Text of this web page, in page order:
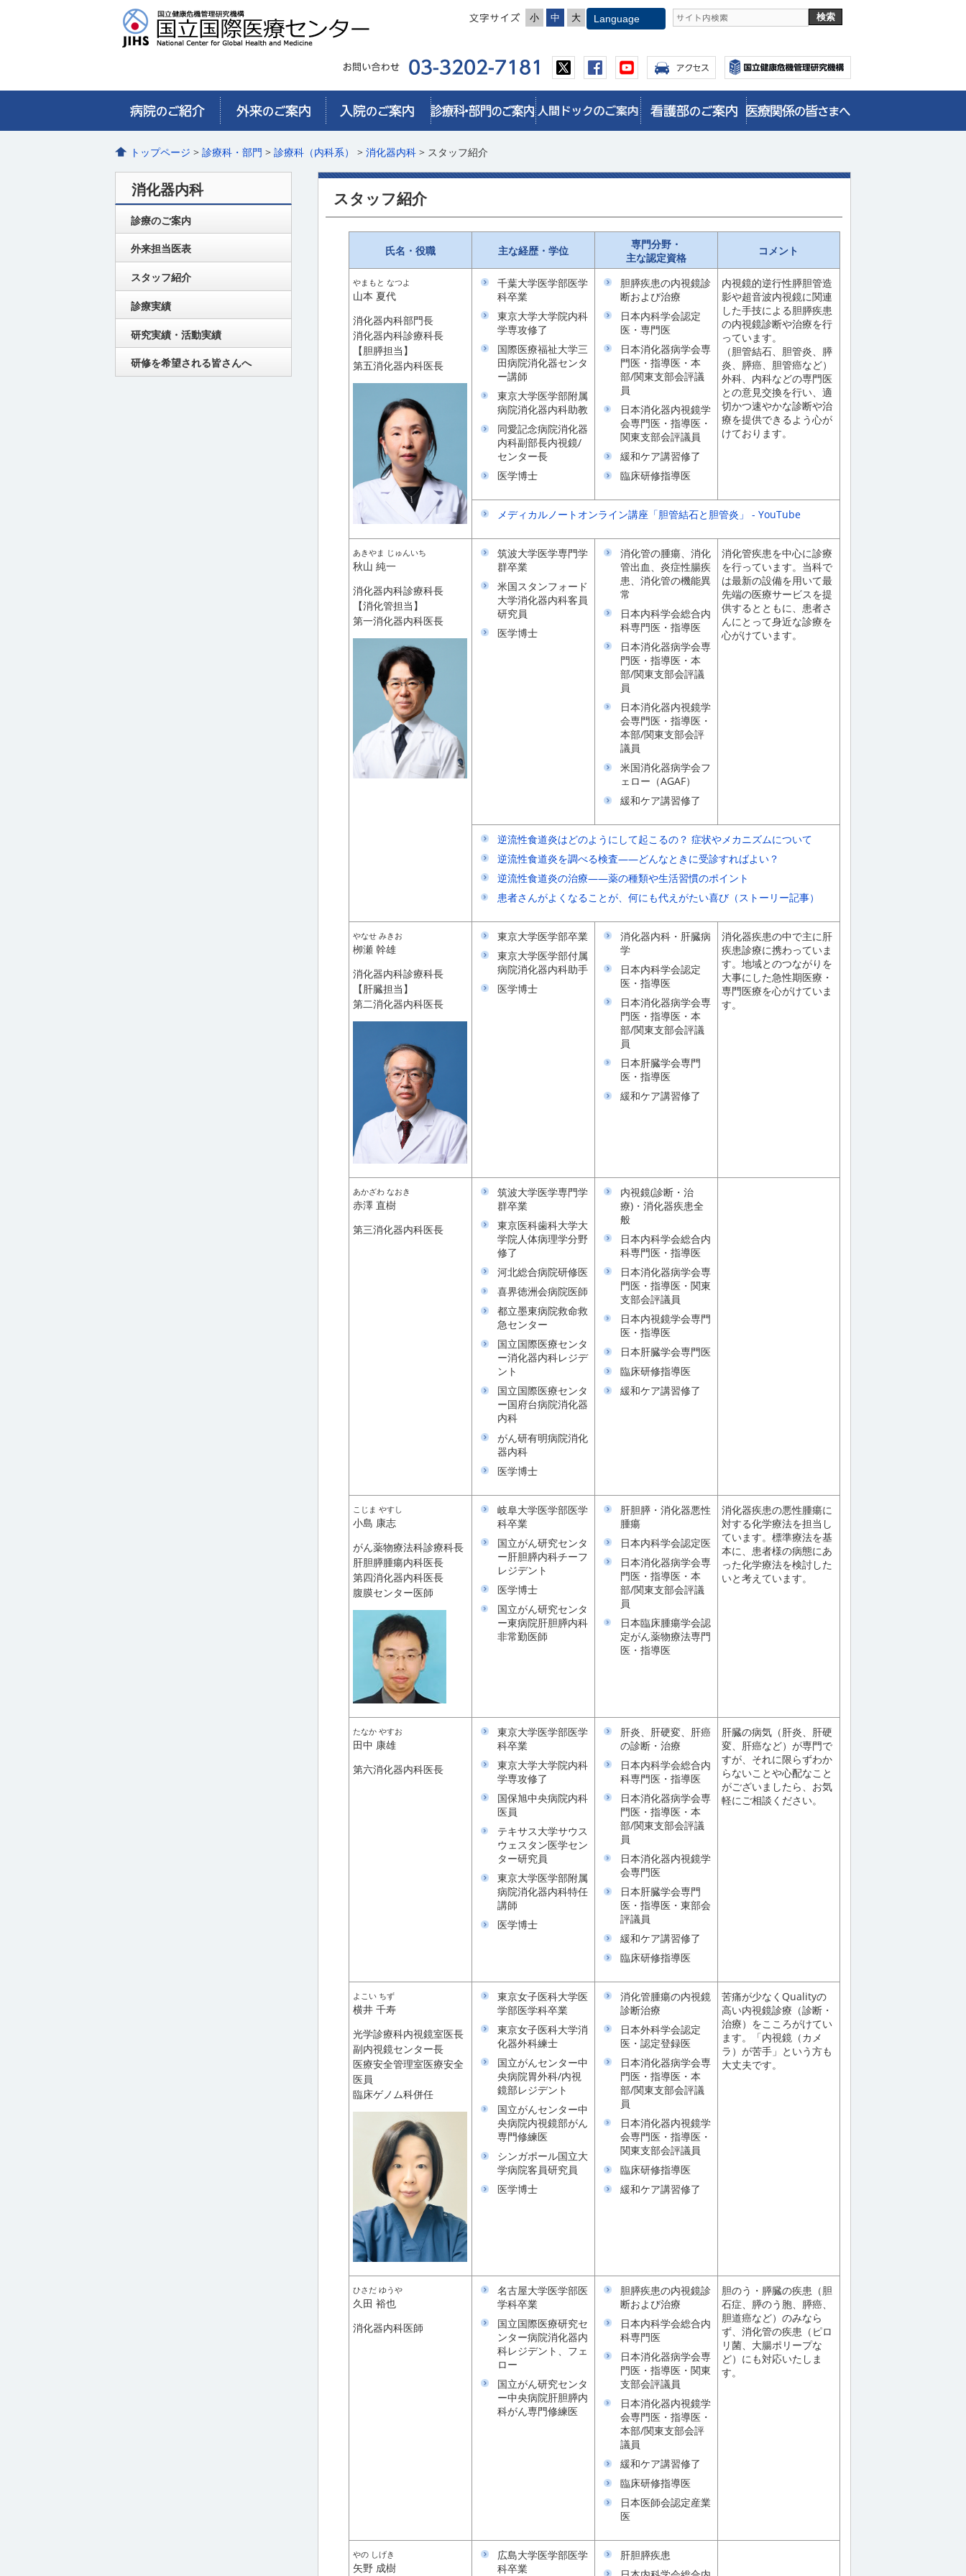
小 中 大
トップページ >診療科・部門 >診療科（内科系） >消化器内科 > スタッフ紹介
スタッフ紹介
氏名・役職 主な経歴・学位
専門分野・
主な認定資格
コメント
やまもと なつよ
山本 夏代
消化器内科部門長
消化器内科診療科長
【胆膵担当】
第五消化器内科医長
千葉大学医学部医学
科卒業
東京大学大学院内科
学専攻修了
国際医療福祉大学三
田病院消化器センタ
ー講師
東京大学医学部附属
病院消化器内科助教
同愛記念病院消化器
内科副部長内視鏡/
センター長
医学博士
胆膵疾患の内視鏡診
断および治療
日本内科学会認定
医・専門医
日本消化器病学会専
門医・指導医・本
部/関東支部会評議
員
日本消化器内視鏡学
会専門医・指導医・
関東支部会評議員
緩和ケア講習修了
臨床研修指導医
内視鏡的逆行性膵胆管造
影や超音波内視鏡に関連
した手技による胆膵疾患
の内視鏡診断や治療を行
っています。
（胆管結石、胆管炎、膵
炎、膵癌、胆管癌など）
外科、内科などの専門医
との意見交換を行い、適
切かつ速やかな診断や治
療を提供できるよう心が
けております。
メディカルノートオンライン講座「胆管結石と胆管炎」 - YouTube
あきやま じゅんいち
秋山 純一
消化器内科診療科長
【消化管担当】
第一消化器内科医長
筑波大学医学専門学
群卒業
米国スタンフォード
大学消化器内科客員
研究員
医学博士
消化管の腫瘍、消化
管出血、炎症性腸疾
患、消化管の機能異
常
日本内科学会総合内
科専門医・指導医
日本消化器病学会専
門医・指導医・本
部/関東支部会評議
員
日本消化器内視鏡学
会専門医・指導医・
本部/関東支部会評
議員
米国消化器病学会フ
ェロー（AGAF）
緩和ケア講習修了
消化管疾患を中心に診療
を行っています。当科で
は最新の設備を用いて最
先端の医療サービスを提
供するとともに、患者さ
んにとって身近な診療を
心がけています。
逆流性食道炎はどのようにして起こるの？ 症状やメカニズムについて
逆流性食道炎を調べる検査――どんなときに受診すればよい？
逆流性食道炎の治療――薬の種類や生活習慣のポイント
患者さんがよくなることが、何にも代えがたい喜び（ストーリー記事）
やなせ みきお
栁瀬 幹雄
消化器内科診療科長
【肝臓担当】
第二消化器内科医長
東京大学医学部卒業
東京大学医学部付属
病院消化器内科助手
医学博士
消化器内科・肝臓病
学
日本内科学会認定
医・指導医
日本消化器病学会専
門医・指導医・本
部/関東支部会評議
員
日本肝臓学会専門
医・指導医
緩和ケア講習修了
消化器疾患の中で主に肝
疾患診療に携わっていま
す。地域とのつながりを
大事にした急性期医療・
専門医療を心がけていま
す。
あかざわ なおき
赤澤 直樹
第三消化器内科医長
筑波大学医学専門学
群卒業
東京医科歯科大学大
学院人体病理学分野
修了
河北総合病院研修医
喜界徳洲会病院医師
都立墨東病院救命救
急センター
国立国際医療センタ
ー消化器内科レジデ
ント
国立国際医療センタ
ー国府台病院消化器
内科
がん研有明病院消化
器内科
医学博士
内視鏡(診断・治
療)・消化器疾患全
般
日本内科学会総合内
科専門医・指導医
日本消化器病学会専
門医・指導医・関東
支部会評議員
日本内視鏡学会専門
医・指導医
日本肝臓学会専門医
臨床研修指導医
緩和ケア講習修了
こじま やすし
小島 康志
がん薬物療法科診療科長
肝胆膵腫瘍内科医長
第四消化器内科医長
腹膜センター医師
岐阜大学医学部医学
科卒業
国立がん研究センタ
ー肝胆膵内科チーフ
レジデント
医学博士
国立がん研究センタ
ー東病院肝胆膵内科
非常勤医師
肝胆膵・消化器悪性
腫瘍
日本内科学会認定医
日本消化器病学会専
門医・指導医・本
部/関東支部会評議
員
日本臨床腫瘍学会認
定がん薬物療法専門
医・指導医
消化器疾患の悪性腫瘍に
対する化学療法を担当し
ています。標準療法を基
本に、患者様の病態にあ
った化学療法を検討した
いと考えています。
たなか やすお
田中 康雄
第六消化器内科医長
東京大学医学部医学
科卒業
東京大学大学院内科
学専攻修了
国保旭中央病院内科
医員
テキサス大学サウス
ウェスタン医学セン
ター研究員
東京大学医学部附属
病院消化器内科特任
講師
医学博士
肝炎、肝硬変、肝癌
の診断・治療
日本内科学会総合内
科専門医・指導医
日本消化器病学会専
門医・指導医・本
部/関東支部会評議
員
日本消化器内視鏡学
会専門医
日本肝臓学会専門
医・指導医・東部会
評議員
緩和ケア講習修了
臨床研修指導医
肝臓の病気（肝炎、肝硬
変、肝癌など）が専門で
すが、それに限らずわか
らないことや心配なこと
がございましたら、お気
軽にご相談ください。
よこい ちず
横井 千寿
光学診療科内視鏡室医長
副内視鏡センター長
医療安全管理室医療安全
医員
臨床ゲノム科併任
東京女子医科大学医
学部医学科卒業
東京女子医科大学消
化器外科練士
国立がんセンター中
央病院胃外科/内視
鏡部レジデント
国立がんセンター中
央病院内視鏡部がん
専門修練医
シンガポール国立大
学病院客員研究員
医学博士
消化管腫瘍の内視鏡
診断治療
日本外科学会認定
医・認定登録医
日本消化器病学会専
門医・指導医・本
部/関東支部会評議
員
日本消化器内視鏡学
会専門医・指導医・
関東支部会評議員
臨床研修指導医
緩和ケア講習修了
苦痛が少なくQualityの
高い内視鏡診療（診断・
治療）をこころがけてい
ます。「内視鏡（カメ
ラ）が苦手」という方も
大丈夫です。
ひさだ ゆうや
久田 裕也
消化器内科医師
名古屋大学医学部医
学科卒業
国立国際医療研究セ
ンター病院消化器内
科レジデント、フェ
ロー
国立がん研究センタ
ー中央病院肝胆膵内
科がん専門修練医
胆膵疾患の内視鏡診
断および治療
日本内科学会総合内
科専門医
日本消化器病学会専
門医・指導医・関東
支部会評議員
日本消化器内視鏡学
会専門医・指導医・
本部/関東支部会評
議員
緩和ケア講習修了
臨床研修指導医
日本医師会認定産業
医
胆のう・膵臓の疾患（胆
石症、膵のう胞、膵癌、
胆道癌など）のみなら
ず、消化管の疾患（ピロ
リ菌、大腸ポリープな
ど）にも対応いたしま
す。
やの しげき
矢野 成樹
広島大学医学部医学
科卒業
肝胆膵疾患
消化器内科
診療のご案内
外来担当医表
スタッフ紹介
診療実績
研究実績・活動実績
研修を希望される皆さんへ